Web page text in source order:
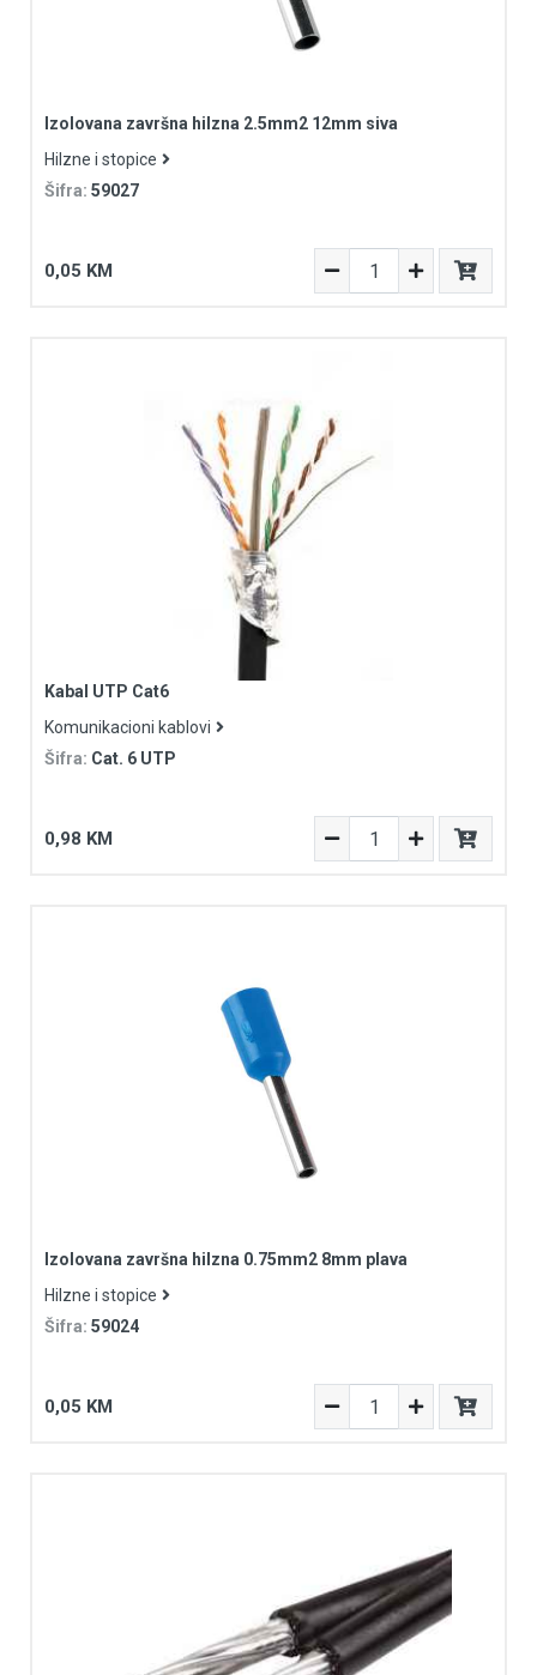
Izolovana završna hilzna 2.5mm2 12mm siva
Hilzne i stopice
Šifra: 59027
0,05 KM
Kabal UTP Cat6
Komunikacioni kablovi
Šifra: Cat. 6 UTP
0,98 KM
Izolovana završna hilzna 0.75mm2 8mm plava
Hilzne i stopice
Šifra: 59024
0,05 KM